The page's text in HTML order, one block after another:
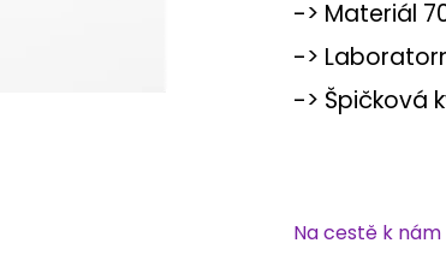
-> Materiál
->
-> Špičková
Na cestě k nám